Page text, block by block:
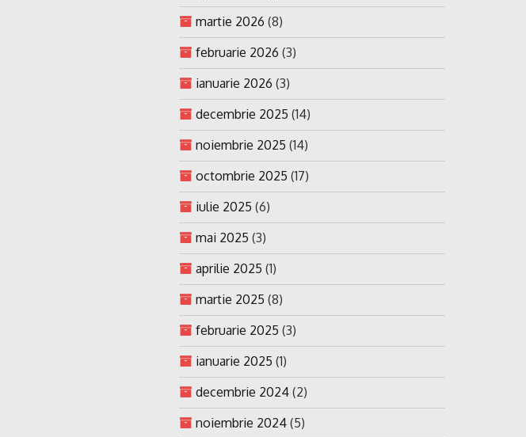
martie 2026 (8)
februarie 2026 (3)
ianuarie 2026 (3)
decembrie 2025 (14)
noiembrie 2025 (14)
octombrie 2025 (17)
iulie 2025 (6)
mai 2025 (3)
aprilie 2025 (1)
martie 2025 (8)
februarie 2025 (3)
ianuarie 2025 (1)
decembrie 2024 (2)
noiembrie 2024 (5)